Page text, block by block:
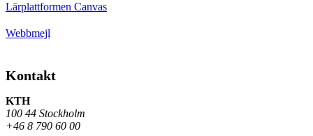
Lärplattformen Canvas
Webbmejl
Kontakt
KTH
100 44 Stockholm
+46 8 790 60 00